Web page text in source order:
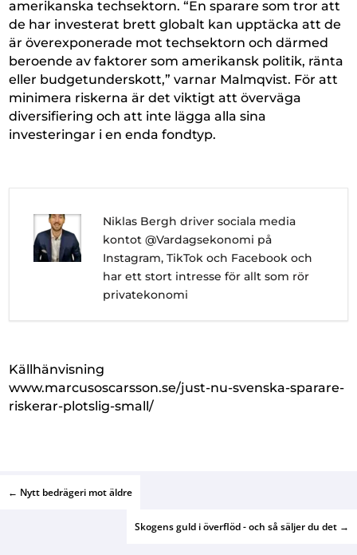
amerikanska techsektorn. “En sparare som tror att
de har investerat brett globalt kan upptäcka att de
är överexponerade mot techsektorn och därmed
beroende av faktorer som amerikansk politik, ränta
eller budgetunderskott,” varnar Malmqvist. För att
minimera riskerna är det viktigt att överväga
diversifiering och att inte lägga alla sina
investeringar i en enda fondtyp.
Niklas Bergh driver sociala media
kontot @Vardagsekonomi på
Instagram, TikTok och Facebook och
har ett stort intresse för allt som rör
privatekonomi
Källhänvisning
www.marcusoscarsson.se/just-nu-svenska-sparare-
riskerar-plotslig-small/
← Nytt bedrägeri mot äldre
Skogens guld i överflöd - och så säljer du det →